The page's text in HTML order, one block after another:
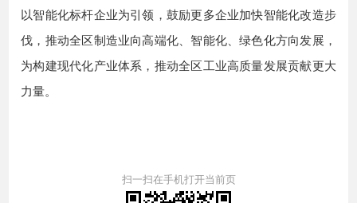
以智能化标杆企业为引领，鼓励更多企业加快智能化改造步
伐，推动全区制造业向高端化、智能化、绿色化方向发展，
为构建现代化产业体系，推动全区工业高质量发展贡献更大
力量。
扫一扫在手机打开当前页